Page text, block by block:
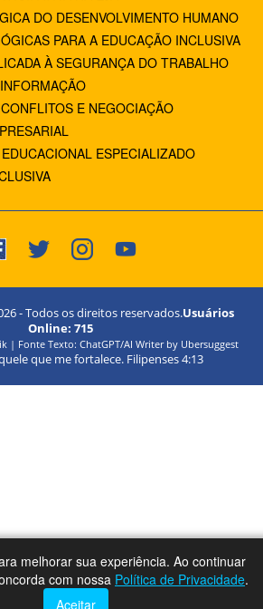
DO DESENVOLVIMENTO HUMANO
PARA A EDUCAÇÃO INCLUSIVA
À SEGURANÇA DO TRABALHO
E NEGOCIAÇÃO
ESPECIALIZADO
- Todos os direitos reservados.Usuários
Online: 715
| Fonte Texto: ChatGPT/AI Writer by Ubersuggest
que me fortalece. Filipenses 4:13
melhorar sua experiência. Ao continuar
com nossa Política de Privacidade.
Aceitar